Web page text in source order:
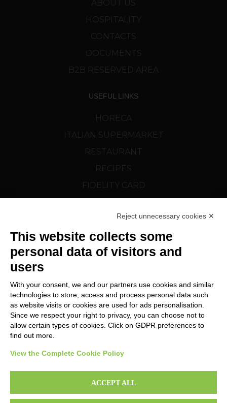
USEFUL LINKS
Change Cookie preferences
Privacy & Cookie Policy
Reject unnecessary cookies ✕
This website collects some
personal data of visitors and
users
With your consent, we and our partners use cookies and similar
technologies to store, access and process personal data such
as website visits or cookies are used for ads personalisation.
Since we respect your right to privacy, you can choose not to
allow certain types of cookies. Click on GDPR preferences to
find out more.
View the Complete Cookie Policy
ACCEPT ALL